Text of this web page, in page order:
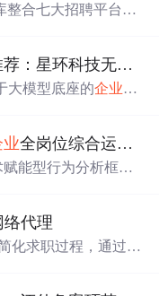
整合七大招聘平台数
序、高频更新与文
教育政策与企业HR
星环科技无涯·问知
大模型底座的企业级
业全岗位综合运营与组织知识矩阵体系15
能型行为分析框
为与任务/流程/组织
分离策略，以及可
代理
化求职过程，通过自